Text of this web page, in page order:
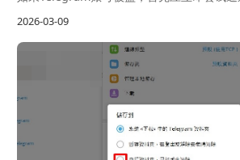
2026-03-09